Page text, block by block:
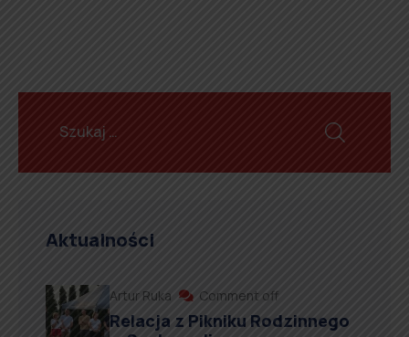
Aktualności
Artur Ruka Comment off
Relacja z Pikniku Rodzinnego